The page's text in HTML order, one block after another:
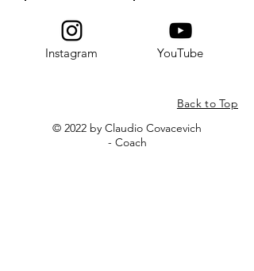
Instagram YouTube
Back to Top
© 2022 by Claudio Covacevich
- Coach